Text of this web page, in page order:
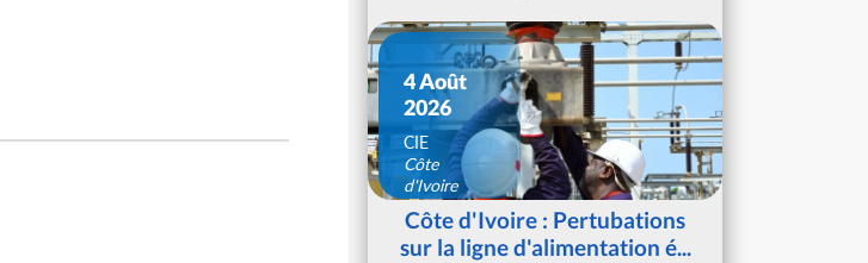
4 Août
2026
CIE
Côte
d'Ivoire
Côte d'Ivoire : Pertubations
sur la ligne d'alimentation é...